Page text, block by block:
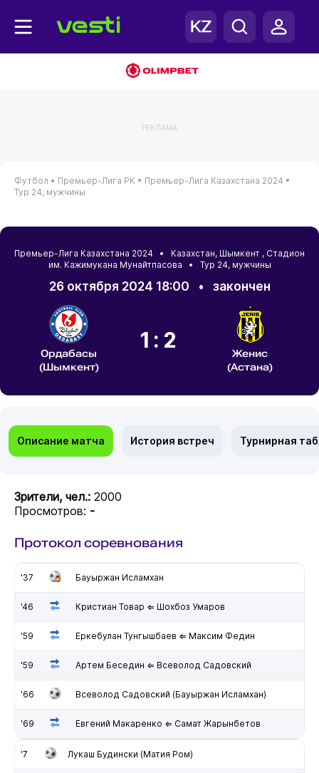
РЕКЛАМА
Футбол • Премьер-Лига РК • Премьер-Лига Казахстана 2024 •
Тур 24, мужчины
Премьер-Лига Казахстана 2024 • Казахстан, Шымкент , Стадион
им. Кажимукана Мунайтпасова • Тур 24, мужчины
26 октября 2024 18:00 • закончен
Ордабасы
(Шымкент)
1:2
Женис
(Астана)
Описание матча История встреч Турнирная
Зрители, чел.: 2000
Просмотров: -
Протокол соревнования
'37 Бауыржан Исламхан
'46 Кристиан Товар ⇐ Шохбоз Умаров
'59 Еркебулан Тунгышбаев ⇐ Максим Федин
'59 Артем Беседин ⇐ Всеволод Садовский
'66 Всеволод Садовский (Бауыржан Исламхан)
'69 Евгений Макаренко ⇐ Самат Жарынбетов
'7 Лукаш Будински (Матия Ром)